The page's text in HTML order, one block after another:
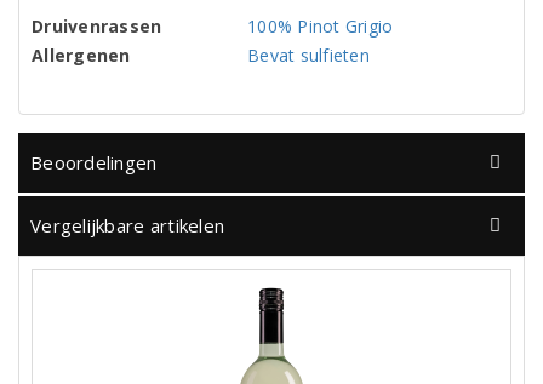
Druivenrassen
100% Pinot Grigio
Allergenen
Bevat sulfieten
Beoordelingen
Vergelijkbare artikelen